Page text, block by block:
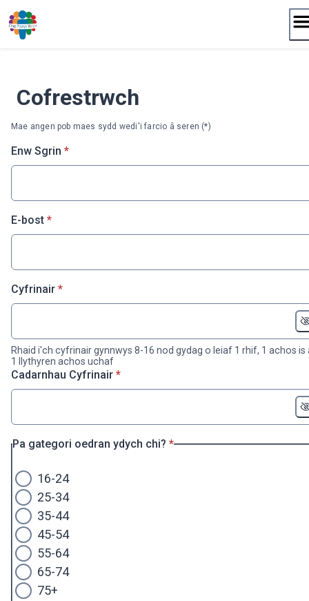
Neidio
cynnwys
Cofrestrwch
Mae angen pob maes sydd wedi'i farcio â seren (*)
Enw Sgrin * Ofynnol
*
E-bost* Ofynnol
*
Cyfrinair* Ofynnol
*
Rhaid i'ch cyfrinair gynnwys 8-16 nod gydag o leiaf 1 rhif, 1 achos is
1 llythyren achos uchaf
Cadarnhau Cyfrinair* Ofynnol
*
Pa gategori oedran ydych chi? * Ofynnol
*
16-24
25-34
35-44
45-54
55-64
65-74
75+